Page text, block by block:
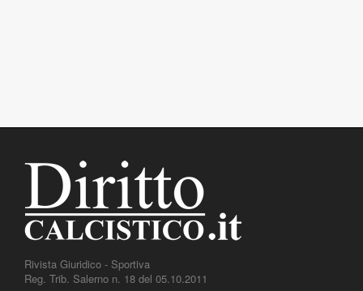
Rivista Giuridico - Sportiva
Reg. Trib. Salerno n. 18 del 05.10.2011